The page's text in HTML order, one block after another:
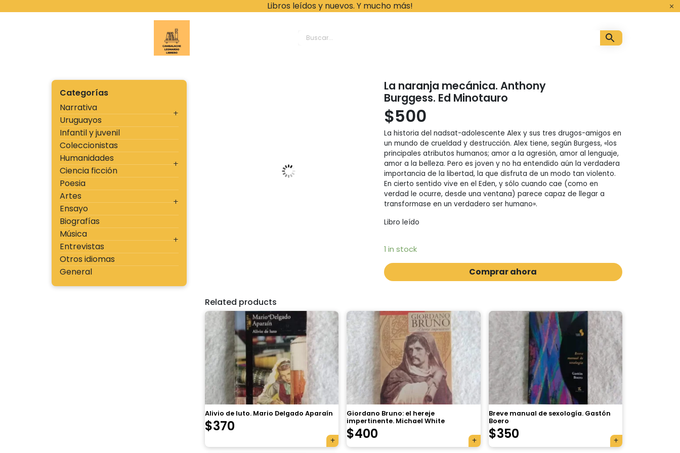
Libros leídos y nuevos. Y mucho más!
Categorías
Narrativa
Uruguayos
Infantil y juvenil
Coleccionistas
Humanidades
Ciencia ficción
Poesia
Artes
Ensayo
Biografías
Música
Entrevistas
Otros idiomas
General
La naranja mecánica. Anthony
Burggess. Ed Minotauro
$500
La historia del nadsat-adolescente Alex y sus tres drugos-amigos en
un mundo de crueldad y destrucción. Alex tiene, según Burgess, «los
principales atributos humanos; amor a la agresión, amor al lenguaje,
amor a la belleza. Pero es joven y no ha entendido aún la verdadera
importancia de la libertad, la que disfruta de un modo tan violento.
En cierto sentido vive en el Eden, y sólo cuando cae (como en
verdad le ocurre, desde una ventana) parece capaz de llegar a
transformase en un verdadero ser humano».
Libro leído
1 in stock
Comprar ahora
Related products
Alivio de luto. Mario Delgado Aparaín
$370
Giordano Bruno: el hereje
impertinente. Michael White
$400
Breve manual de sexología. Gastón
Boero
$350